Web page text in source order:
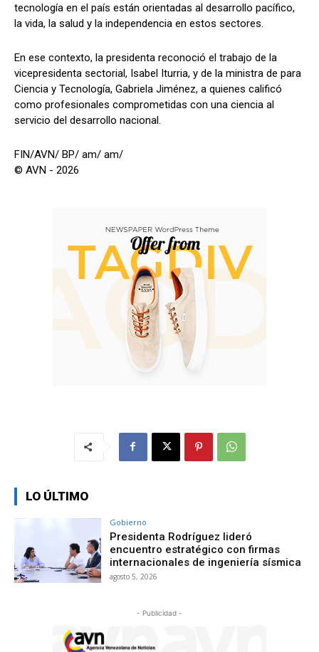
tecnología en el país están orientadas al desarrollo pacífico,
la vida, la salud y la independencia en estos sectores.
En ese contexto, la presidenta reconoció el trabajo de la
vicepresidenta sectorial, Isabel Iturria, y de la ministra de para
Ciencia y Tecnología, Gabriela Jiménez, a quienes calificó
como profesionales comprometidas con una ciencia al
servicio del desarrollo nacional.
FIN/AVN/ BP/ am/ am/
© AVN - 2026
LO ÚLTIMO
Gobierno
Presidenta Rodríguez lideró
encuentro estratégico con firmas
internacionales de ingeniería sísmica
agosto 5, 2026
- Publicidad -